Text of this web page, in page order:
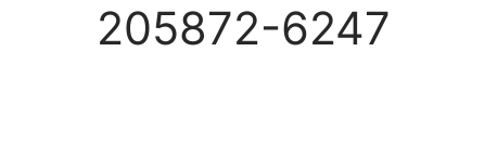
205872-6247